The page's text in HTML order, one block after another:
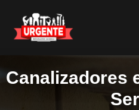
Canalizadores